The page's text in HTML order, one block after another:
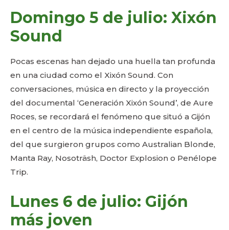
Domingo 5 de julio: Xixón
Sound
Pocas escenas han dejado una huella tan profunda
en una ciudad como el Xixón Sound. Con
conversaciones, música en directo y la proyección
del documental ‘Generación Xixón Sound’, de Aure
Roces, se recordará el fenómeno que situó a Gijón
en el centro de la música independiente española,
del que surgieron grupos como Australian Blonde,
Manta Ray, Nosoträsh, Doctor Explosion o Penélope
Trip.
Lunes 6 de julio: Gijón
más joven